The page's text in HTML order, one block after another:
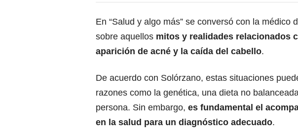
En “Salud y algo más” se conversó con la médico
sobre aquellos mitos y realidades relacionados
aparición de acné y la caída del cabello.
De acuerdo con Solórzano, estas situaciones
razones como la genética, una dieta no
persona. Sin embargo, es fundamental el
en la salud para un diagnóstico adecuado.